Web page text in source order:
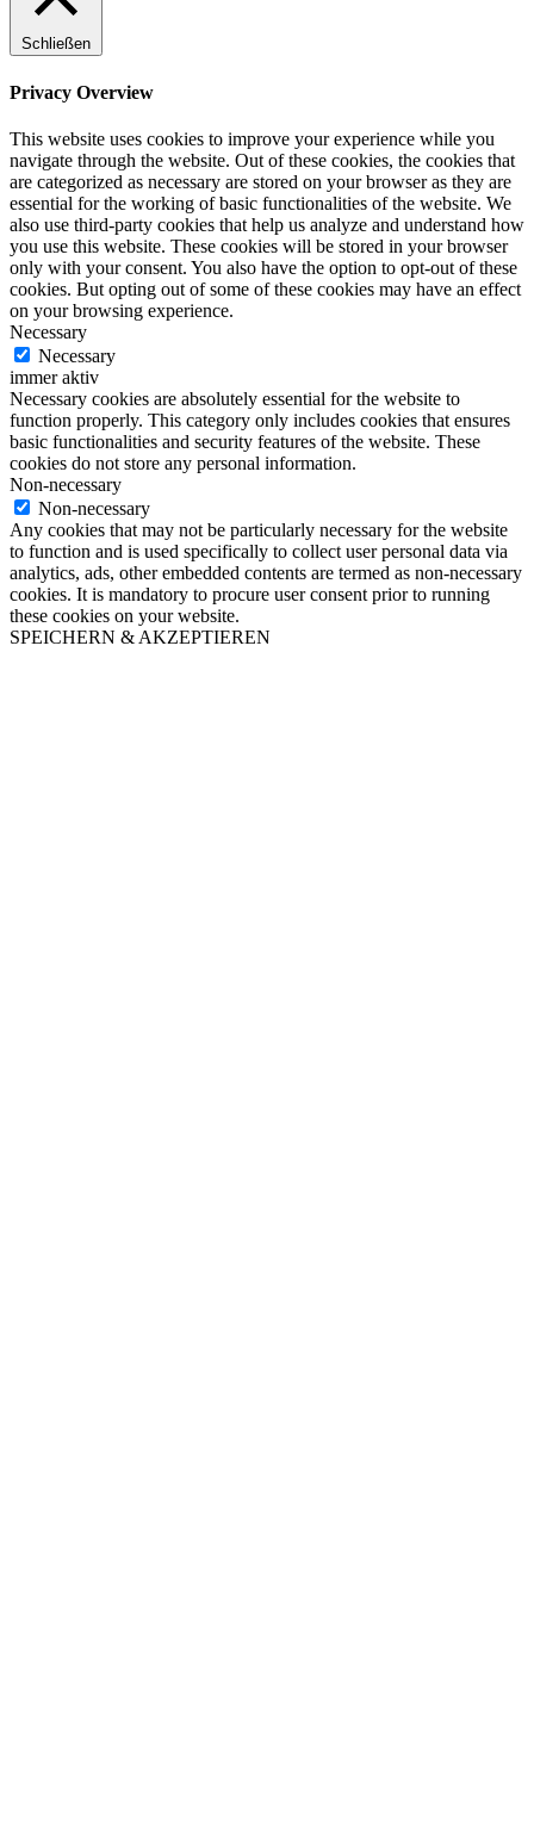
Schließen
Privacy Overview
This website uses cookies to improve your experience while you
navigate through the website. Out of these cookies, the cookies that
are categorized as necessary are stored on your browser as they are
essential for the working of basic functionalities of the website. We
also use third-party cookies that help us analyze and understand how
you use this website. These cookies will be stored in your browser
only with your consent. You also have the option to opt-out of these
cookies. But opting out of some of these cookies may have an effect
on your browsing experience.
Necessary
Necessary
immer aktiv
Necessary cookies are absolutely essential for the website to
function properly. This category only includes cookies that ensures
basic functionalities and security features of the website. These
cookies do not store any personal information.
Non-necessary
Non-necessary
Any cookies that may not be particularly necessary for the website
to function and is used specifically to collect user personal data via
analytics, ads, other embedded contents are termed as non-necessary
cookies. It is mandatory to procure user consent prior to running
these cookies on your website.
SPEICHERN & AKZEPTIEREN